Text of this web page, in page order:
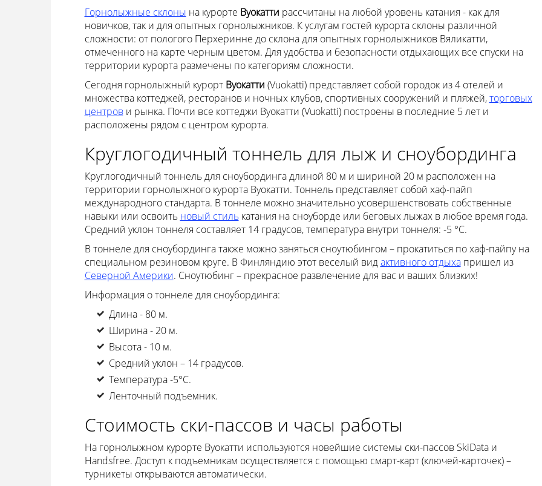
Горнолыжные склоны на курорте Вуокатти рассчитаны на любой уровень катания - как для
новичков, так и для опытных горнолыжников. К услугам гостей курорта склоны различной
сложности: от пологого Перхеринне до склона для опытных горнолыжников Вяликатти,
отмеченного на карте черным цветом. Для удобства и безопасности отдыхающих все спуски на
территории курорта размечены по категориям сложности.
Сегодня горнолыжный курорт Вуокатти (Vuokatti) представляет собой городок из 4 отелей и
множества коттеджей, ресторанов и ночных клубов, спортивных сооружений и пляжей,торговых
центрови рынка. Почти все коттеджи Вуокатти (Vuokatti) построены в последние 5 лет и
расположены рядом с центром курорта.
Круглогодичный тоннель для лыж и сноубординга
Круглогодичный тоннель для сноубординга длиной 80 м и шириной 20 м расположен на
территории горнолыжного курорта Вуокатти. Тоннель представляет собой хаф-пайп
международного стандарта. В тоннеле можно значительно усовершенствовать собственные
навыки или освоить новый стилькатания на сноуборде или беговых лыжах в любое время года.
Средний уклон тоннеля составляет 14 градусов, температура внутри тоннеля: -5 °C.
В тоннеле для сноубординга также можно заняться сноутюбингом – прокатиться по хаф-пайпу на
специальном резиновом круге. В Финляндию этот веселый видактивного отдыхапришел из
Северной Америки. Сноутюбинг – прекрасное развлечение для вас и ваших близких!
Информация о тоннеле для сноубординга:
Длина - 80 м.
Ширина - 20 м.
Высота - 10 м.
Средний уклон – 14 градусов.
Температура -5°C.
Ленточный подъемник.
Стоимость ски-пассов и часы работы
На горнолыжном курорте Вуокатти используются новейшие системы ски-пассов SkiData и
Handsfree. Доступ к подъемникам осуществляется с помощью смарт-карт (ключей-карточек) –
турникеты открываются автоматически.